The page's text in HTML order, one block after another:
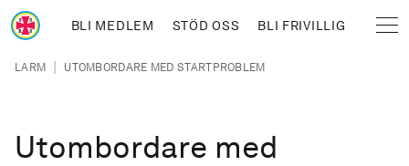
Hoppa till huvudinnehåll
BLI MEDLEM STÖD OSS BLI FRIVILLIG
Länkstig
LARM | UTOMBORDARE MED STARTPROBLEM
Utombordare med